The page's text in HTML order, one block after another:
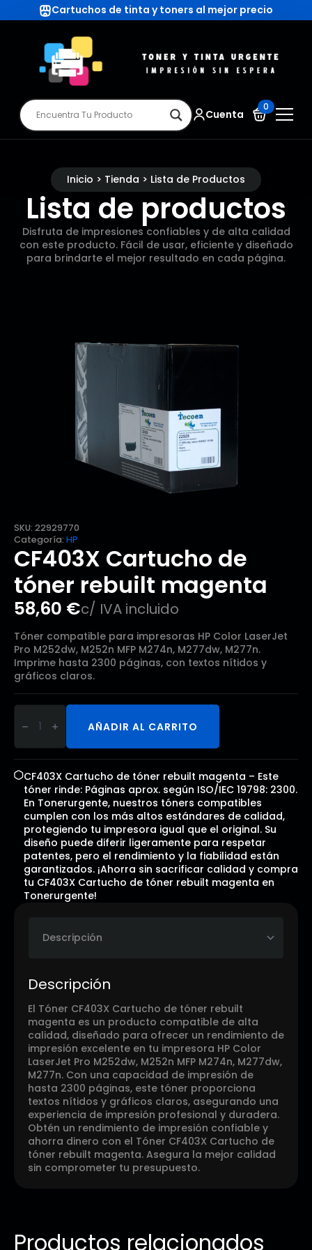
Cartuchos de tinta y toners al mejor precio
Cuenta
0
Inicio > Tienda > Lista de Productos
Lista de productos
Disfruta de impresiones confiables y de alta calidad
con este producto. Fácil de usar, eficiente y diseñado
para brindarte el mejor resultado en cada página.
SKU: 22929770
Categoría: HP
CF403X Cartucho de
tóner rebuilt magenta
58,60 €c/ IVA incluido
Tóner compatible para impresoras HP Color LaserJet
Pro M252dw, M252n MFP M274n, M277dw, M277n.
Imprime hasta 2300 páginas, con textos nítidos y
gráficos claros.
CF403X
Cartucho
de
magenta
cantidad
AÑADIR AL CARRITO
CF403X Cartucho de tóner rebuilt magenta – Este
tóner rinde: Páginas aprox. según ISO/IEC 19798: 2300.
En Tonerurgente, nuestros tóners compatibles
cumplen con los más altos estándares de calidad,
protegiendo tu impresora igual que el original. Su
diseño puede diferir ligeramente para respetar
patentes, pero el rendimiento y la fiabilidad están
garantizados. ¡Ahorra sin sacrificar calidad y compra
tu CF403X Cartucho de tóner rebuilt magenta en
Tonerurgente!
Descripción
El Tóner CF403X Cartucho de tóner rebuilt
magenta es un producto compatible de alta
calidad, diseñado para ofrecer un rendimiento de
impresión excelente en tu impresora HP Color
LaserJet Pro M252dw, M252n MFP M274n, M277dw,
M277n. Con una capacidad de impresión de
hasta 2300 páginas, este tóner proporciona
textos nítidos y gráficos claros, asegurando una
experiencia de impresión profesional y duradera.
Obtén un rendimiento de impresión confiable y
ahorra dinero con el Tóner CF403X Cartucho de
tóner rebuilt magenta. Asegura la mejor calidad
sin comprometer tu presupuesto.
Productos relacionados